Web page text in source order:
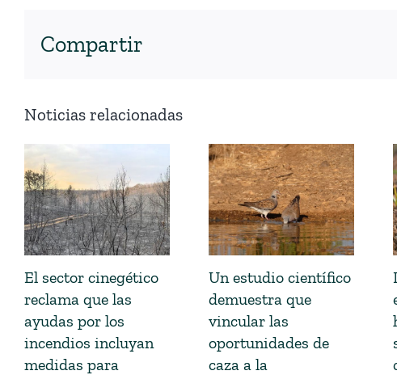
Compartir
Noticias relacionadas
El sector cinegético
reclama que las
ayudas por los
incendios incluyan
medidas para
Un estudio científico
demuestra que
vincular las
oportunidades de
caza a la